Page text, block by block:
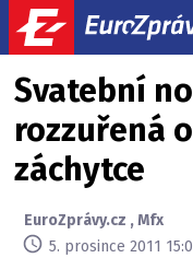
Svatební
rozzuřená
záchytce
EuroZprávy.cz ,Mfx
5. prosince 2011